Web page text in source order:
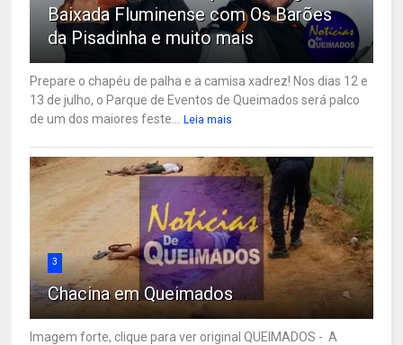
Baixada Fluminense com Os Barões
da Pisadinha e muito mais
Prepare o chapéu de palha e a camisa xadrez! Nos dias 12 e
13 de julho, o Parque de Eventos de Queimados será palco
de um dos maiores feste...
Leia mais
3
Chacina em Queimados
Imagem forte, clique para ver original QUEIMADOS - A